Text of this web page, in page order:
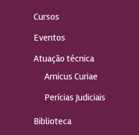
Cursos
Eventos
Atuação técnica
Amicus Curiae
Perícias Judiciais
Biblioteca